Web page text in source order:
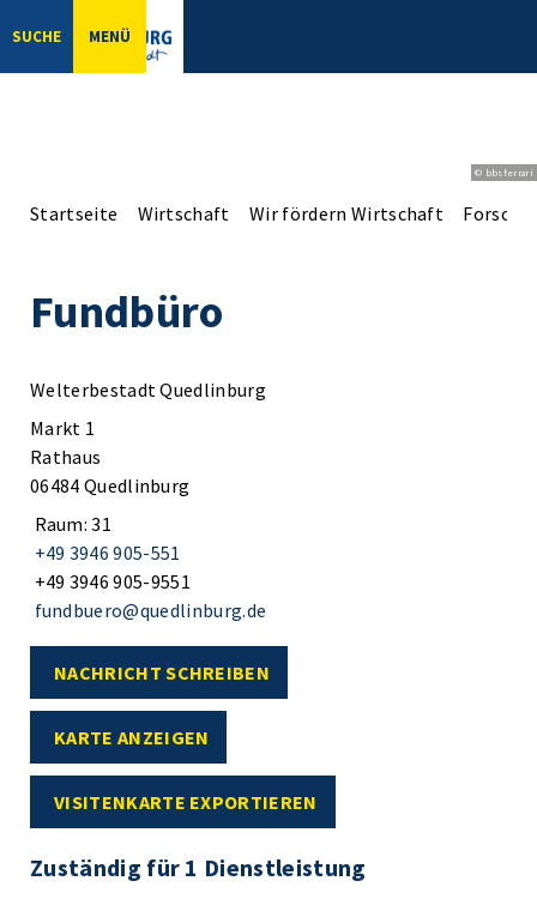
SUCHE MENÜ
© bbsferrari
Startseite Wirtschaft Wir fördern Wirtschaft
Fundbüro
Welterbestadt Quedlinburg
Markt 1
Rathaus
06484 Quedlinburg
Raum: 31
+49 3946 905-551
+49 3946 905-9551
fundbuero@quedlinburg.de
NACHRICHT SCHREIBEN
KARTE ANZEIGEN
VISITENKARTE EXPORTIEREN
Zuständig für 1 Dienstleistung